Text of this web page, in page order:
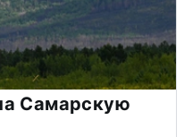
Самарскую